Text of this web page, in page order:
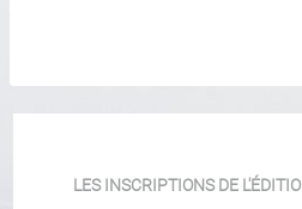
LES INSCRIPTIONS DE